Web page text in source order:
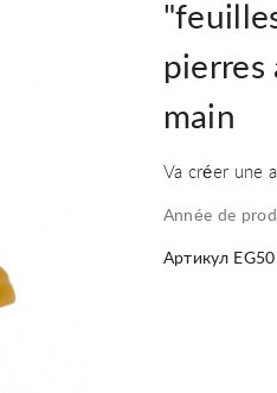
pierres
main
Va créer une
Année de
Артикул